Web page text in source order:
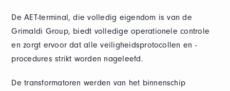
De AET-terminal, die volledig eigendom is van de
Grimaldi Group, biedt volledige operationele controle
en zorgt ervoor dat alle veiligheidsprotocollen en -
procedures strikt worden nageleefd.
De transformatoren werden van het binnenschip